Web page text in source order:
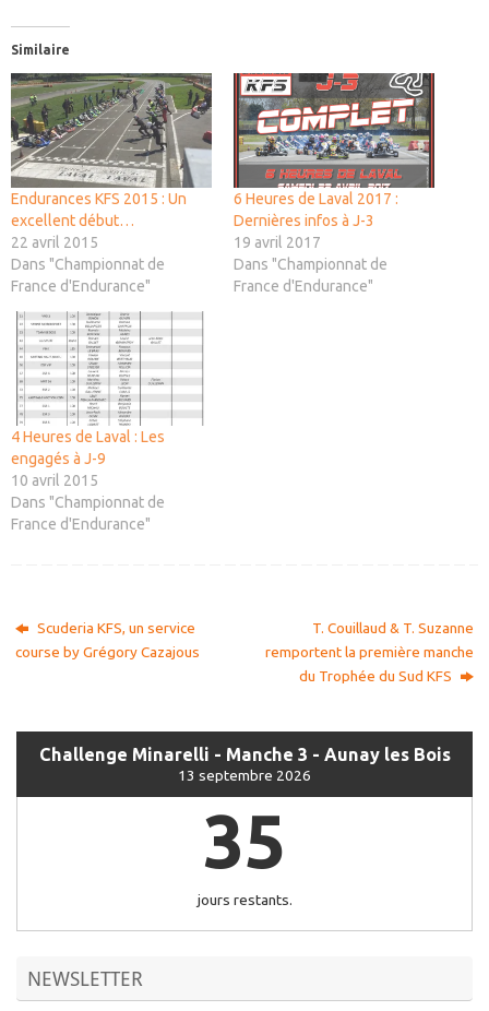
Similaire
Endurances KFS 2015 : Un
excellent début…
22 avril 2015
Dans "Championnat de
France d'Endurance"
6 Heures de Laval 2017 :
Dernières infos à J-3
19 avril 2017
Dans "Championnat de
France d'Endurance"
4 Heures de Laval : Les
engagés à J-9
10 avril 2015
Dans "Championnat de
France d'Endurance"
Scuderia KFS, un service
course by Grégory Cazajous
T. Couillaud & T. Suzanne
remportent la première manche
du Trophée du Sud KFS
Challenge Minarelli - Manche 3 - Aunay les Bois
13 septembre 2026
35
jours restants.
NEWSLETTER